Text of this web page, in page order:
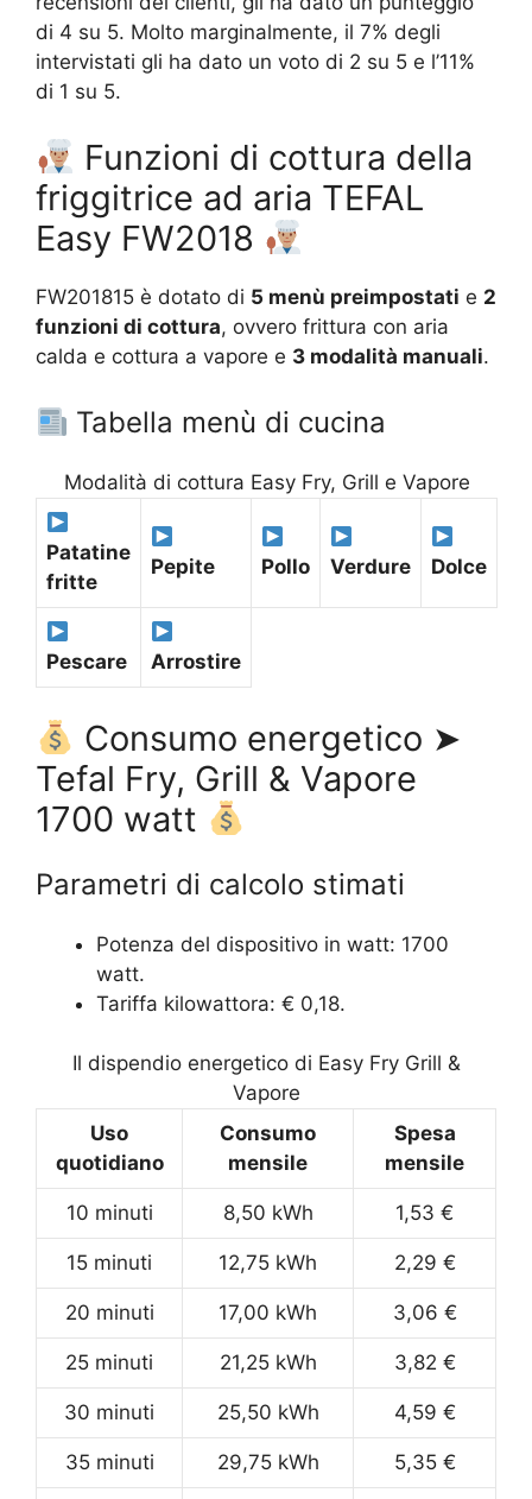
di 4 su 5. Molto marginalmente, il 7% degli
intervistati gli ha dato un voto di 2 su 5 e l’11%
di 1 su 5.
Funzioni di cottura della
friggitrice ad aria TEFAL
Easy FW2018
FW201815 è dotato di 5 menù preimpostati e 2
funzioni di cottura, ovvero frittura con aria
calda e cottura a vapore e 3 modalità manuali.
Tabella menù di cucina
Modalità di cottura Easy Fry, Grill e Vapore
Patatine
fritte
Pepite Pollo Verdure Dolce
Pescare Arrostire
Consumo energetico ➤
Tefal Fry, Grill & Vapore
1700 watt
Parametri di calcolo stimati
Potenza del dispositivo in watt: 1700
watt.
Tariffa kilowattora: € 0,18.
Il dispendio energetico di Easy Fry Grill &
Vapore
Uso
quotidiano
Consumo
mensile
Spesa
mensile
10 minuti 8,50 kWh 1,53 €
15 minuti 12,75 kWh 2,29 €
20 minuti 17,00 kWh 3,06 €
25 minuti 21,25 kWh 3,82 €
30 minuti 25,50 kWh 4,59 €
35 minuti 29,75 kWh 5,35 €